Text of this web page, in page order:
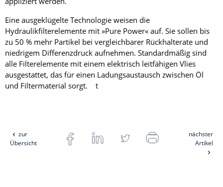
Eine ausgeklügelte Technologie weisen die
Hydraulikfilterelemente mit »Pure Power« auf. Sie sollen bis
zu 50 % mehr Partikel bei vergleichbarer Rückhalterate und
niedrigem Differenzdruck aufnehmen. Standardmäßig sind
alle Filterelemente mit einem elektrisch leitfähigen Vlies
ausgestattet, das für einen Ladungsaustausch zwischen Öl
und Filtermaterial sorgt. t
zur
Übersicht
nächster
Artikel